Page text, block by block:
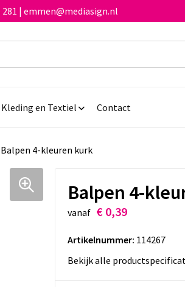
| emmen@mediasign.nl
Kleding en Textiel Contact
Balpen 4-kleuren kurk
Balpen 4-
vanaf € 0,39
Artikelnummer: 114267
Bekijk alle